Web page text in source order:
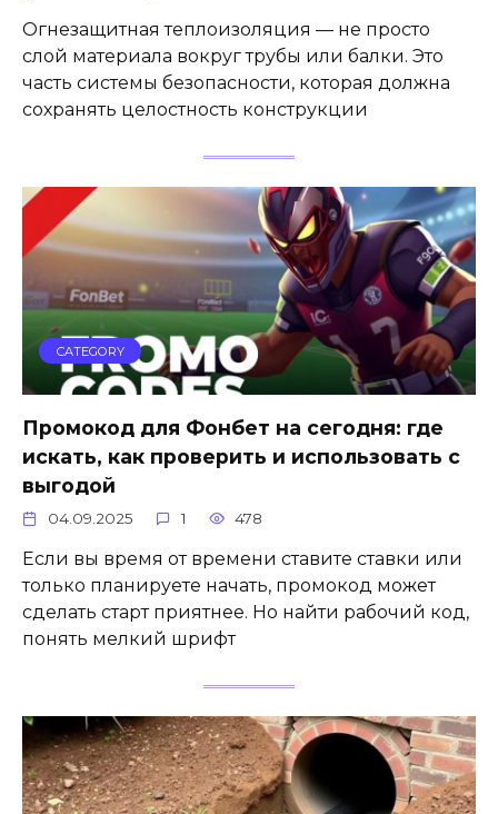
Огнезащитная теплоизоляция — не просто
слой материала вокруг трубы или балки. Это
часть системы безопасности, которая должна
сохранять целостность конструкции
CATEGORY
Промокод для Фонбет на сегодня: где
искать, как проверить и использовать с
выгодой
04.09.2025 1 478
Если вы время от времени ставите ставки или
только планируете начать, промокод может
сделать старт приятнее. Но найти рабочий код,
понять мелкий шрифт